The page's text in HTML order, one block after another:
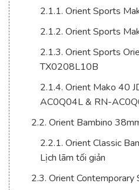
2.1.1. Orient Sports
2.1.2. Orient Sports
2.1.3. Orient Sports
TX0208L10B
2.1.4. Orient Mako 40
AC0Q04L & RN-
2.2. Orient Bambino
2.2.1. Orient Classic
Lịch lãm tối giản
2.3. Orient